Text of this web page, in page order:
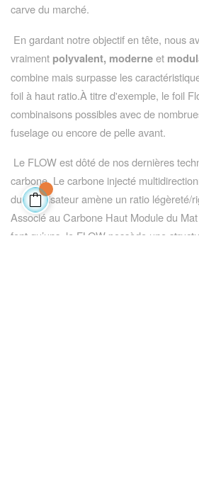
carve du marché.
En gardant notre objectif en tête, nous
vraiment polyvalent, moderneet
combine mais surpasse les
foil à haut ratio.À titre d'exemple, le foil
combinaisons possibles avec de
fuselage ou encore de pelle avant.
Le FLOW est dôté de nos dernières
carbone. Le carbone injecté
du stabilisateur amène un ratio légèreté/
Associé au Carbone Haut Module du
font qu’uns, le FLOW possède une